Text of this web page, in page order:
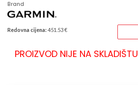
Brand
Redovna cijena: 451.53 €
PROIZVOD NIJE NA SKLADIŠTU